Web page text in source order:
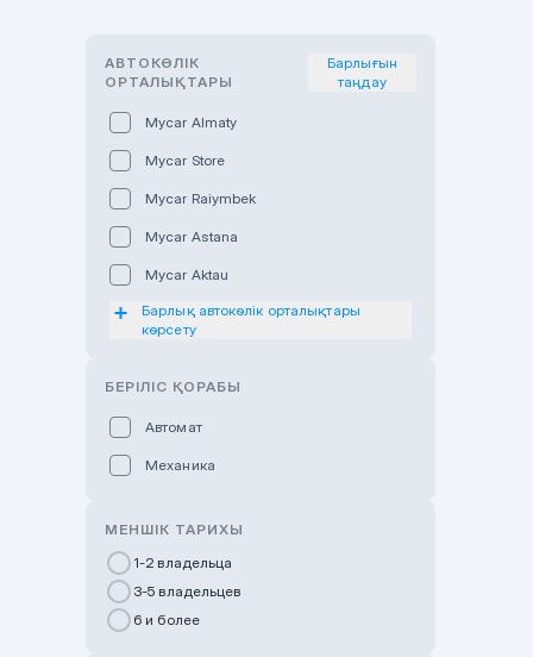
АВТОКӨЛІК
ОРТАЛЫҚТАРЫ
Барлығын
таңдау
Mycar Almaty
Mycar Store
Mycar Raiymbek
Mycar Astana
Mycar Aktau
Mycar Uralsk
Haval & Tank Pavlodar
Bavaria Almaty
Mycar Shymkent
Changan Auto Nurly Zhol
Барлық автокөлік орталықтары
көрсету
БЕРІЛІС ҚОРАБЫ
Автомат
Механика
МЕНШІК ТАРИХЫ
1-2 владельца
3-5 владельцев
6 и более